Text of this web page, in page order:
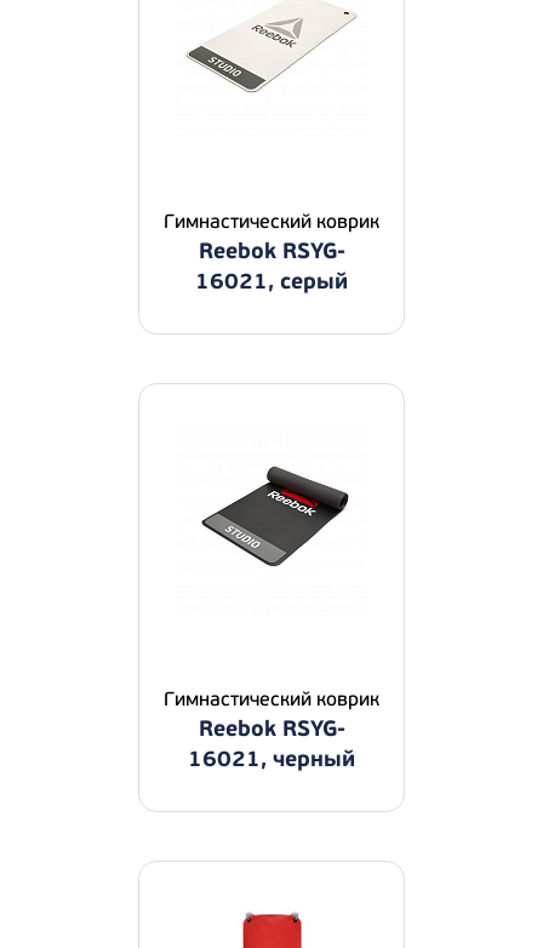
Гимнастический коврик
Reebok RSYG-
16021, серый
Гимнастический коврик
Reebok RSYG-
16021, черный